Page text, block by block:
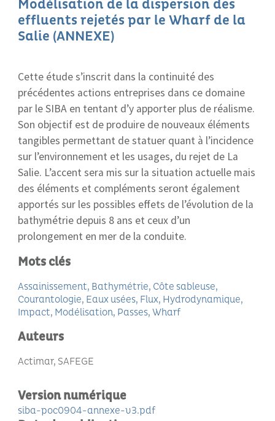
Modélisation de la dispersion des
effluents rejetés par le Wharf de la
Salie (ANNEXE)
Cette étude s’inscrit dans la continuité des
précédentes actions entreprises dans ce domaine
par le SIBA en tentant d’y apporter plus de réalisme.
Son objectif est de produire de nouveaux éléments
tangibles permettant de statuer quant à l’incidence
sur l’environnement et les usages, du rejet de La
Salie. L’accent sera mis sur la situation actuelle mais
des éléments et compléments seront également
apportés sur les possibles effets de l’évolution de la
bathymétrie depuis 8 ans et ceux d’un
prolongement en mer de la conduite.
Mots clés
Assainissement Bathymétrie Côte sableuse
Courantologie Eaux usées Flux Hydrodynamique
Impact Modélisation Passes Wharf
Auteurs
Actimar, SAFEGE
Version numérique
siba-poc0904-annexe-v3.pdf